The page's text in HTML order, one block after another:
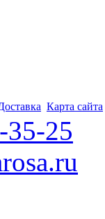
Карта сайта
35-25